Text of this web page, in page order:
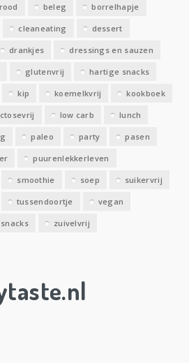
beleg borrelhapje
cleaneating dessert
drankjes dressings en sauzen
glutenvrij hartige snacks
kip koemelkvrij kookboek
low carb lunch
paleo party pasen
puurenlekkerleven
smoothie soep suikervrij
tussendoortje vegan
zuivelvrij